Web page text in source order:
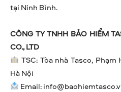
tại Ninh Bình.
CÔNG TY TNHH BẢO HIỂM
CO., LTD
TSC: Tòa nhà Tasco,
Hà Nội
Email: